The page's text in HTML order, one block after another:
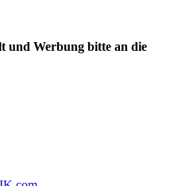
und Werbung bitte an die